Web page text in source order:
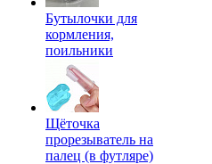
Бутылочки для
кормления,
поильники
Щёточка
прорезыватель на
палец (в футляре)